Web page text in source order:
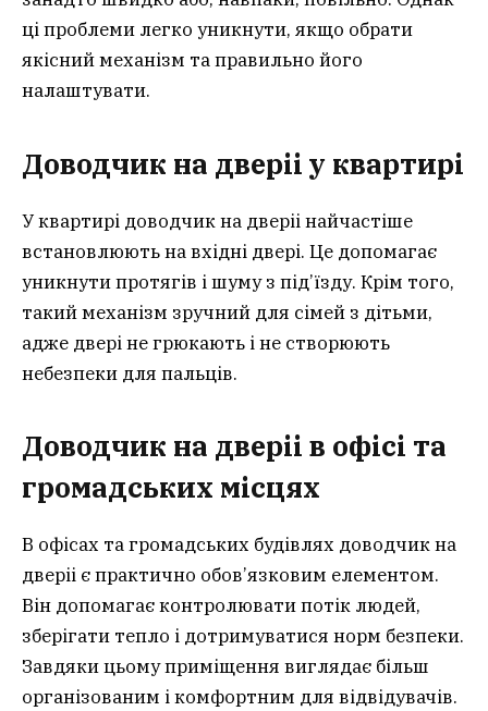
ці проблеми легко уникнути, якщо обрати
якісний механізм та правильно його
налаштувати.
Доводчик на дверіі у квартирі
У квартирі доводчик на дверіі найчастіше
встановлюють на вхідні двері. Це допомагає
уникнути протягів і шуму з під’їзду. Крім того,
такий механізм зручний для сімей з дітьми,
адже двері не грюкають і не створюють
небезпеки для пальців.
Доводчик на дверіі в офісі та
громадських місцях
В офісах та громадських будівлях доводчик на
дверіі є практично обов’язковим елементом.
Він допомагає контролювати потік людей,
зберігати тепло і дотримуватися норм безпеки.
Завдяки цьому приміщення виглядає більш
організованим і комфортним для відвідувачів.